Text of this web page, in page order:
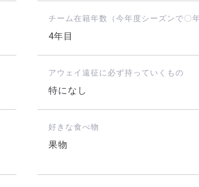
チーム在籍年数（今年度シーズンで〇年
4年目
アウェイ遠征に必ず持っていくもの
特になし
好きな食べ物
果物